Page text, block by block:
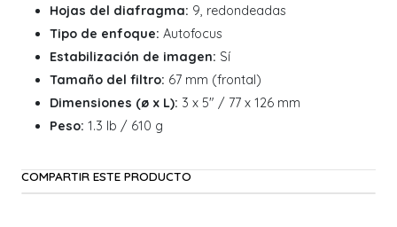
Hojas del diafragma: 9, redondeadas
Tipo de enfoque: Autofocus
Estabilización de imagen: Sí
Tamaño del filtro: 67 mm (frontal)
Dimensiones (ø x L): 3 x 5" / 77 x 126 mm
Peso: 1.3 lb / 610 g
COMPARTIR ESTE PRODUCTO